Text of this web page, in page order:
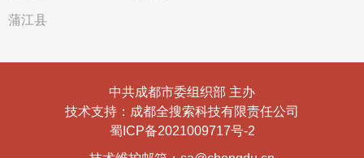
蒲江县
中共成都市委组织部 主办
技术支持：成都全搜索科技有限责任公司
蜀ICP备2021009717号-2